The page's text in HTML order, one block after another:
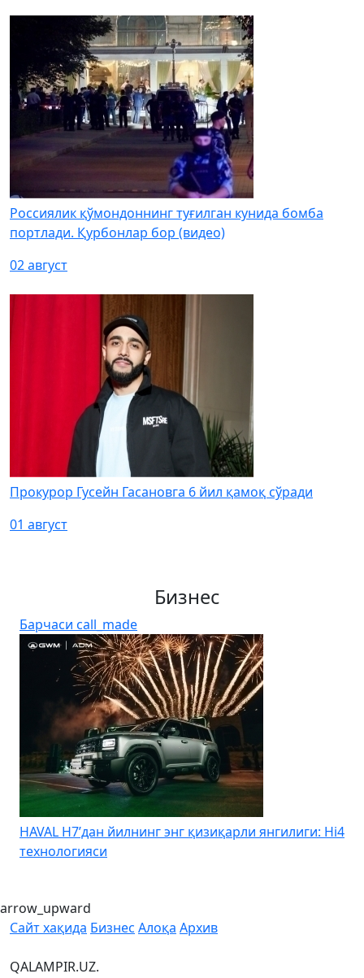
Россиялик қўмондоннинг туғилган кунида бомба
портлади. Қурбонлар бор (видео)
02 август
Прокурор Гусейн Гасановга 6 йил қамоқ сўради
01 август
Бизнес
Барчаси call_made
HAVAL H7’дан йилнинг энг қизиқарли янгилиги: Hi4
технологияси
arrow_upward
Сайт хақида Бизнес Алоқа Архив
QALAMPIR.UZ.